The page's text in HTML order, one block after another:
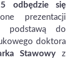
odbędzie się
prezentacji
podstawą do
doktora
Stawowy z